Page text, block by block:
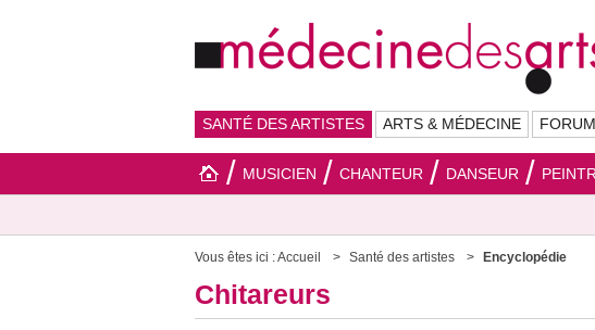
SANTÉ DES ARTISTES ARTS & MÉDECINE
MUSICIEN CHANTEUR DANSEUR
Vous êtes ici :Accueil Santé des artistes Encyclopédie
Chitareurs